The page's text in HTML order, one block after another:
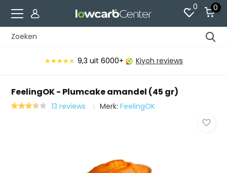
0 0
Voor 15:00 besteld, vandaag verzonden*
FeelingOK - Plumcake amandel (45 gr)
13 reviews Merk:FeelingOK